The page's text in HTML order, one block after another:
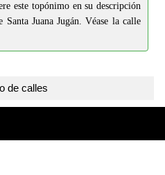
este topónimo en su descripción
Juana Jugán. Véase la calle
de calles